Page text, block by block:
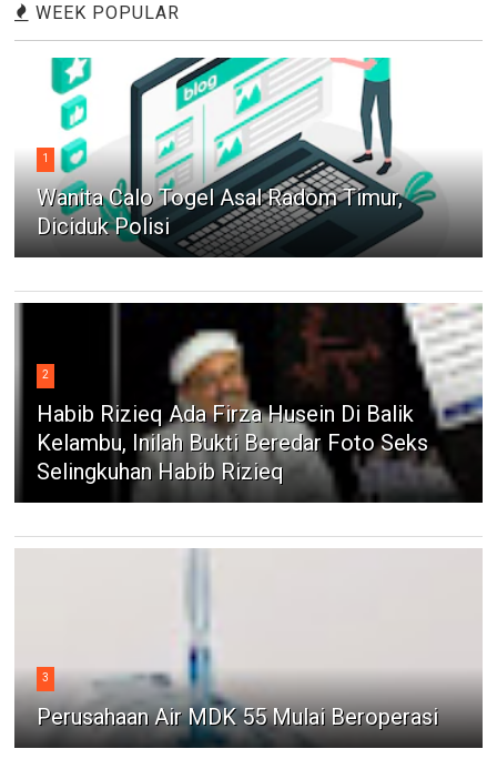
WEEK POPULAR
1
Wanita Calo Togel Asal Radom Timur,
Diciduk Polisi
2
Habib Rizieq Ada Firza Husein Di Balik
Kelambu, Inilah Bukti Beredar Foto Seks
Selingkuhan Habib Rizieq
3
Perusahaan Air MDK 55 Mulai Beroperasi